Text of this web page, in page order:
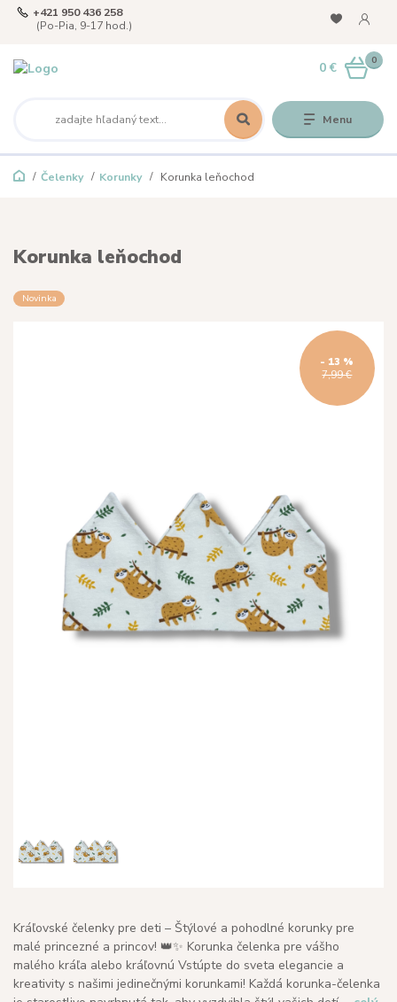
Menu
+421 950 436 258
(Po-Pia, 9-17 hod.)
0
0 €
Čelenky Korunky Korunka leňochod
Korunka leňochod
Novinka
7,99 €
- 13 %
Kráľovské čelenky pre deti – Štýlové a pohodlné korunky pre
malé princezné a princov! 👑✨ Korunka čelenka pre vášho
malého kráľa alebo kráľovnú Vstúpte do sveta elegancie a
kreativity s našimi jedinečnými korunkami! Každá korunka-čelenka